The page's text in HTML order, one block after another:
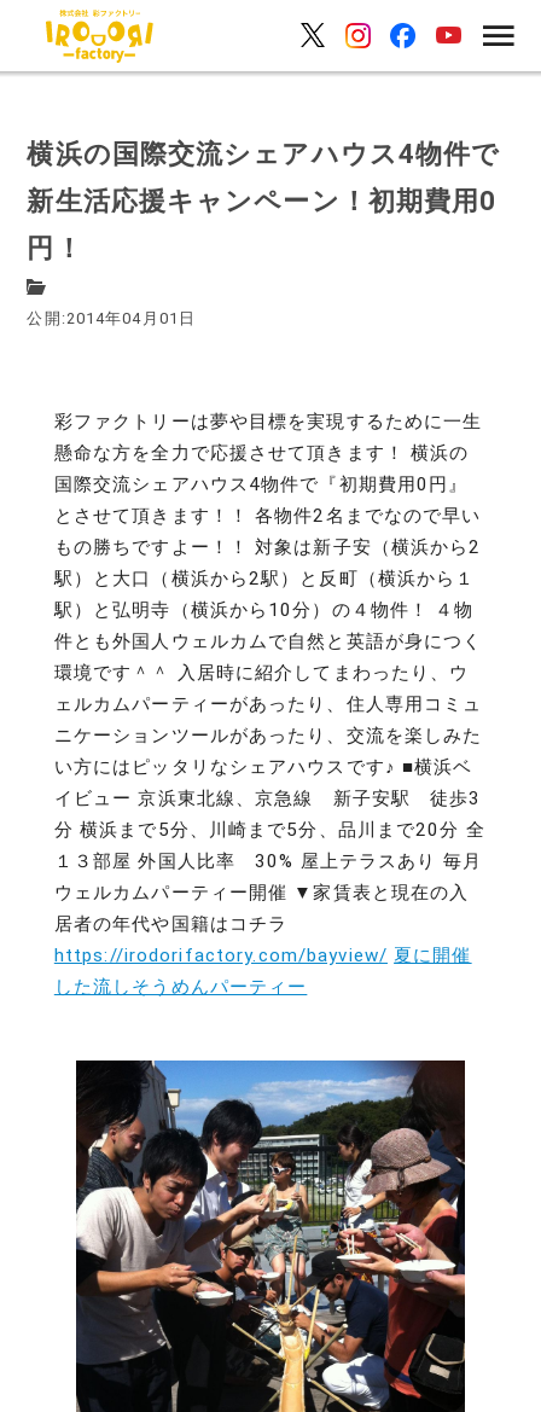
横浜の国際交流シェアハウス4物件で
新生活応援キャンペーン！初期費用0
円！
公開:2014年04月01日
彩ファクトリーは夢や目標を実現するために一生
懸命な方を全力で応援させて頂きます！ 横浜の
国際交流シェアハウス4物件で『初期費用0円』
とさせて頂きます！！ 各物件2名までなので早い
もの勝ちですよー！！ 対象は新子安（横浜から2
駅）と大口（横浜から2駅）と反町（横浜から１
駅）と弘明寺（横浜から10分）の４物件！ ４物
件とも外国人ウェルカムで自然と英語が身につく
環境です＾＾ 入居時に紹介してまわったり、ウ
ェルカムパーティーがあったり、住人専用コミュ
ニケーションツールがあったり、交流を楽しみた
い方にはピッタリなシェアハウスです♪ ■横浜ベ
イビュー 京浜東北線、京急線 新子安駅 徒歩3
分 横浜まで5分、川崎まで5分、品川まで20分 全
１３部屋 外国人比率 30% 屋上テラスあり 毎月
ウェルカムパーティー開催 ▼家賃表と現在の入
居者の年代や国籍はコチラ
https://irodorifactory.com/bayview/ 夏に開催
した流しそうめんパーティー